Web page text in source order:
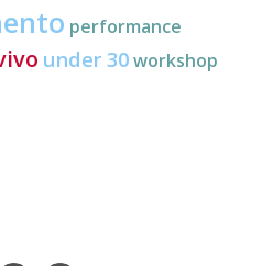
performance
under 30workshop